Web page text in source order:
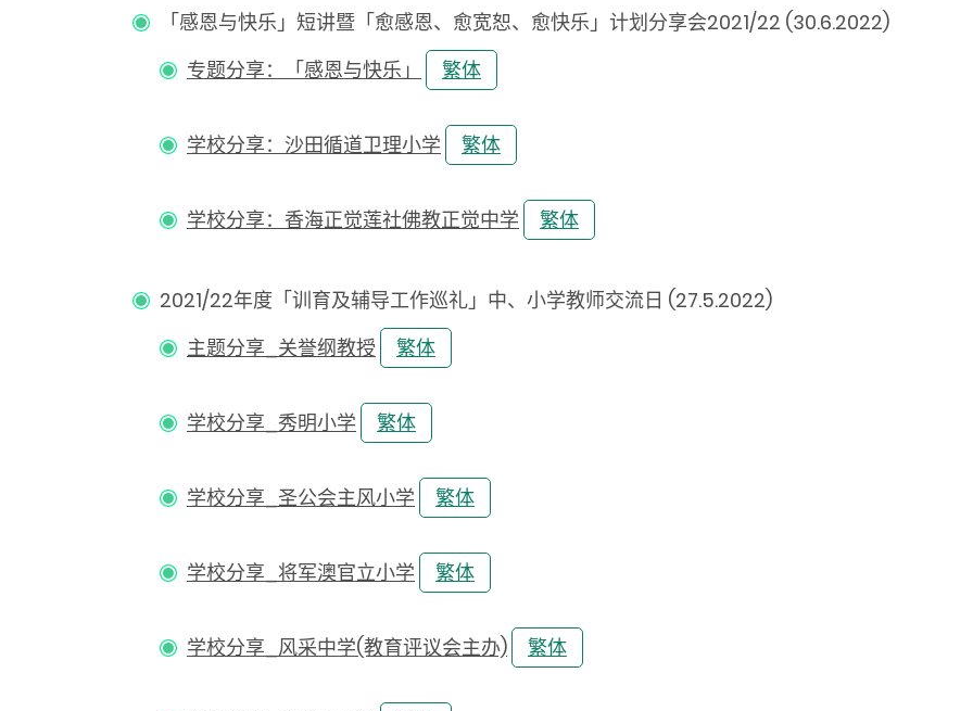
「感恩与快乐」短讲暨「愈感恩、愈宽恕、愈快乐」计划分享会2021/22 (30.6.2022)
专题分享：「感恩与快乐」
繁体
学校分享：沙田循道卫理小学 繁体
学校分享：香海正觉莲社佛教正觉中学 繁体
2021/22年度「训育及辅导工作巡礼」中、小学教师交流日 (27.5.2022)
主题分享_关誉纲教授
繁体
学校分享_秀明小学 繁体
学校分享_圣公会主风小学 繁体
学校分享_将军澳官立小学 繁体
学校分享_风采中学(教育评议会主办) 繁体